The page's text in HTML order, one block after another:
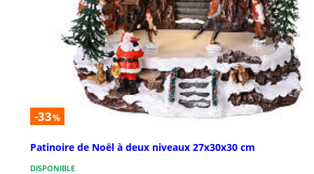
-33%
Patinoire de Noël à deux niveaux 27x30x30 cm
DISPONIBLE